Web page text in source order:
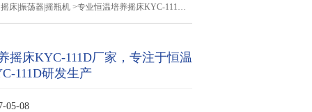
摇床|振荡器|摇瓶机 >专业恒温培养摇床KYC-111D厂家，专注于恒温培养摇床KYC-111D研发生产
摇床KYC-111D厂家，专注于恒温
111D研发生产
05-08